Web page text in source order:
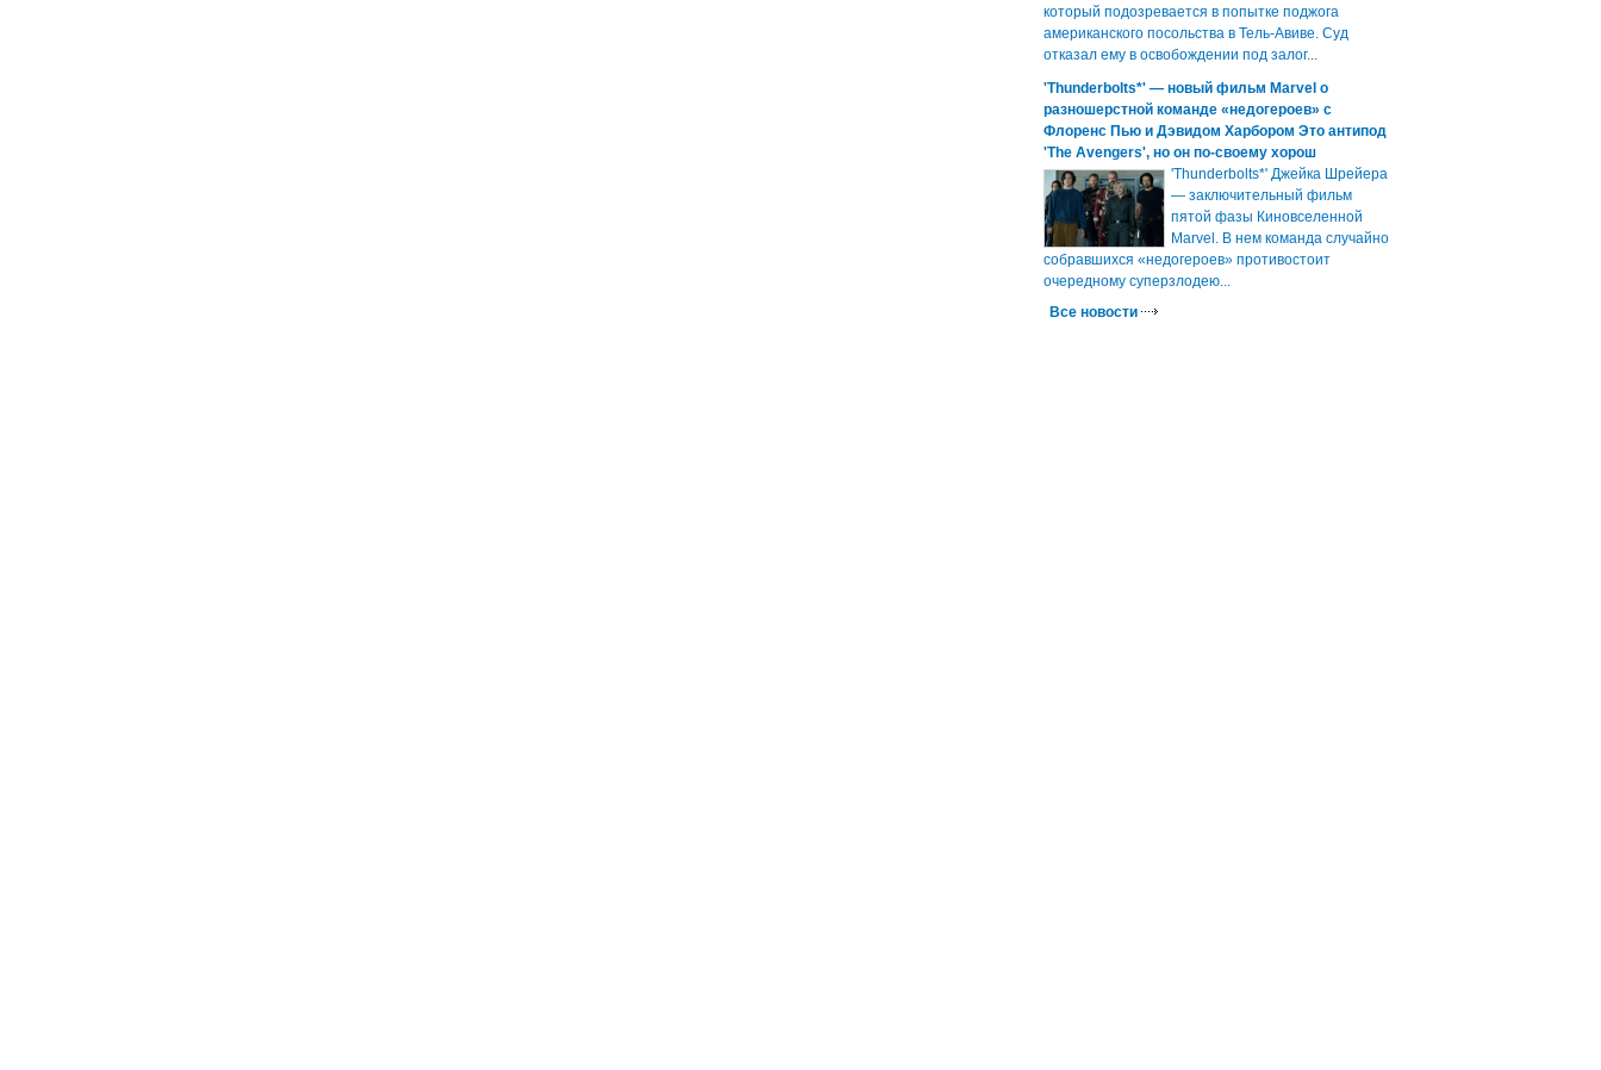
который подозревается в попытке поджога
американского посольства в Тель-Авиве. Суд
отказал ему в освобождении под залог...
'Thunderbolts*' — новый фильм Marvel о
разношерстной команде «недогероев» с
Флоренс Пью и Дэвидом Харбором Это антипод
'The Avengers', но он по-своему хорош
'Thunderbolts*' Джейка Шрейера
— заключительный фильм
пятой фазы Киновселенной
Marvel. В нем команда случайно
собравшихся «недогероев» противостоит
очередному суперзлодею...
Все новости